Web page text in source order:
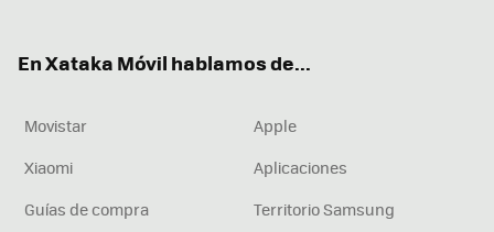
En Xataka Móvil hablamos de...
Movistar
Apple
Xiaomi
Aplicaciones
Guías de compra
Territorio Samsung